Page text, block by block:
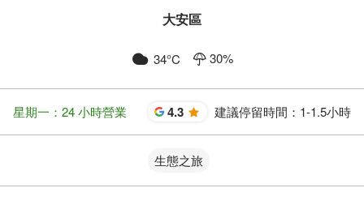
大安區
34°C 30%
星期一：24 小時營業 4.3 星 建議停留時間： 1-1.5小時
生態之旅